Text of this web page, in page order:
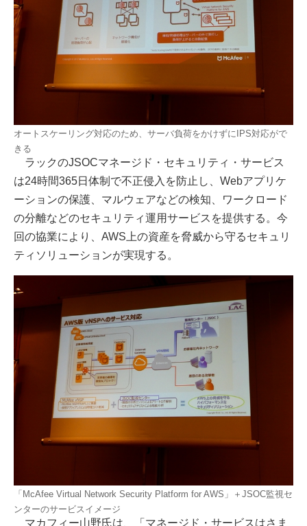
オートスケーリング対応のため、サーバ負荷をかけずにIPS対応がで
きる
ラックのJSOCマネージド・セキュリティ・サービス
は24時間365日体制で不正侵入を防止し、Webアプリケ
ーションの保護、マルウェアなどの検知、ワークロード
の分離などのセキュリティ運用サービスを提供する。今
回の協業により、AWS上の資産を脅威から守るセキュリ
ティソリューションが実現する。
「McAfee Virtual Network Security Platform for AWS」＋JSOC監視セ
ンターのサービスイメージ
マカフィー山野氏は、「マネージド・サービスはさま